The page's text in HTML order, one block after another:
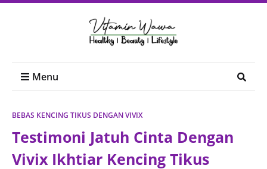
Menu
BEBAS KENCING TIKUS DENGAN VIVIX
Testimoni Jatuh Cinta Dengan
Vivix Ikhtiar Kencing Tikus